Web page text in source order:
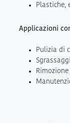
Plastiche,
Applicazioni
Pulizia di